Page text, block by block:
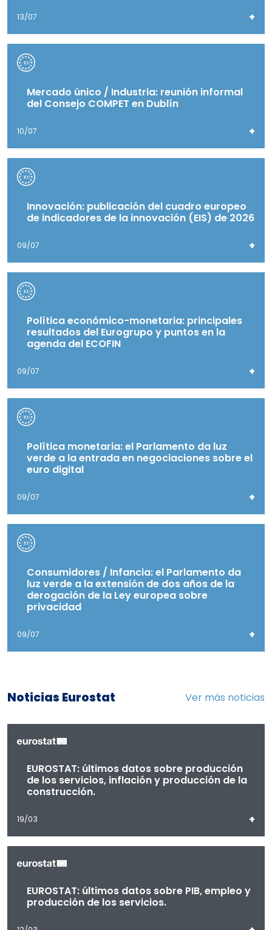
13/07 +
Mercado único / Industria: reunión informal
del Consejo COMPET en Dublín
10/07 +
Innovación: publicación del cuadro europeo
de indicadores de la innovación (EIS) de 2026
09/07 +
Política económico-monetaria: principales
resultados del Eurogrupo y puntos en la
agenda del ECOFIN
09/07 +
Política monetaria: el Parlamento da luz
verde a la entrada en negociaciones sobre el
euro digital
09/07 +
Consumidores / Infancia: el Parlamento da
luz verde a la extensión de dos años de la
derogación de la Ley europea sobre
privacidad
09/07 +
Noticias Eurostat Ver más noticias
EUROSTAT: últimos datos sobre producción
de los servicios, inflación y producción de la
construcción.
19/03 +
EUROSTAT: últimos datos sobre PIB, empleo y
producción de los servicios.